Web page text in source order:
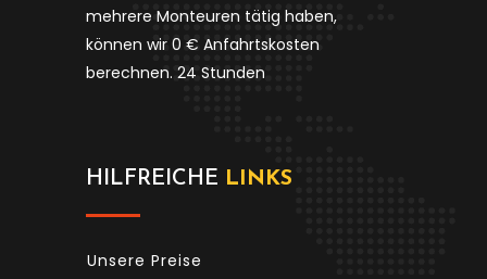
mehrere Monteuren tätig haben,
können wir 0 € Anfahrtskosten
berechnen. 24 Stunden
HILFREICHE LINKS
Unsere Preise